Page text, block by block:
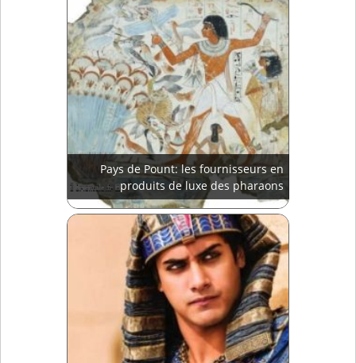
Pays de Pount: les fournisseurs en
produits de luxe des pharaons